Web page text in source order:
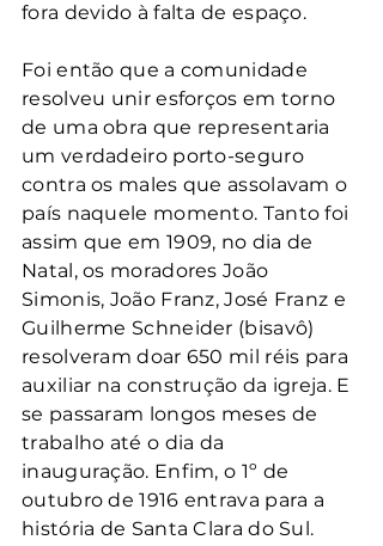
fora devido à falta de espaço.
Foi então que a comunidade
resolveu unir esforços em torno
de uma obra que representaria
um verdadeiro porto-seguro
contra os males que assolavam o
país naquele momento. Tanto foi
assim que em 1909, no dia de
Natal, os moradores João
Simonis, João Franz, José Franz e
Guilherme Schneider (bisavô)
resolveram doar 650 mil réis para
auxiliar na construção da igreja. E
se passaram longos meses de
trabalho até o dia da
inauguração. Enfim, o 1º de
outubro de 1916 entrava para a
história de Santa Clara do Sul.